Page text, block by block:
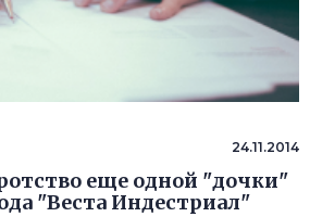
24.11.2014
еще одной "дочки"
"Веста Индестриал"